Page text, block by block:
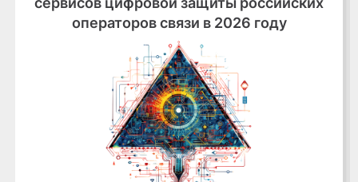
операторов связи в 2026 году